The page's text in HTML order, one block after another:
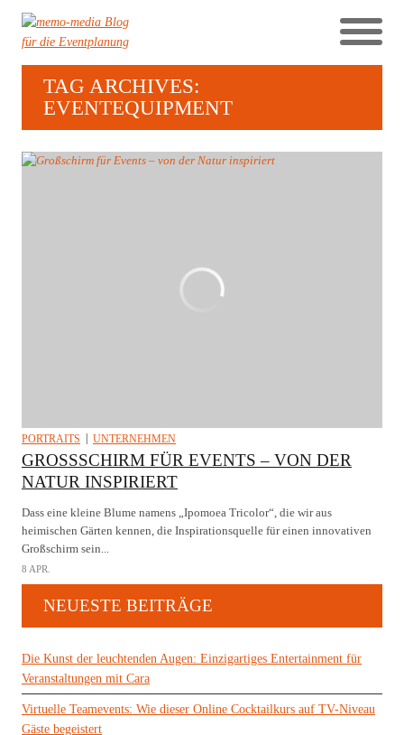
TAG ARCHIVES:
EVENTEQUIPMENT
PORTRAITS UNTERNEHMEN
GROSSSCHIRM FÜR EVENTS – VON DER N
ATUR INSPIRIERT
Dass eine kleine Blume namens „Ipomoea Tricolor“, die wir aus
heimischen Gärten kennen, die Inspirationsquelle für einen innovativen
Großschirm sein...
8 APR.
NEUESTE BEITRÄGE
Die Kunst der leuchtenden Augen: Einzigartiges Entertainment für
Veranstaltungen mit Cara
Virtuelle Teamevents: Wie dieser Online Cocktailkurs auf TV-Niveau
Gäste begeistert